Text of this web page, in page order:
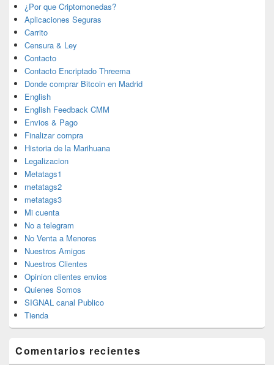
¿Por que Criptomonedas?
Aplicaciones Seguras
Carrito
Censura & Ley
Contacto
Contacto Encriptado Threema
Donde comprar Bitcoin en Madrid
English
English Feedback CMM
Envios & Pago
Finalizar compra
Historia de la Marihuana
Legalizacion
Metatags1
metatags2
metatags3
Mi cuenta
No a telegram
No Venta a Menores
Nuestros Amigos
Nuestros Clientes
Opinion clientes envios
Quienes Somos
SIGNAL canal Publico
Tienda
Comentarios recientes